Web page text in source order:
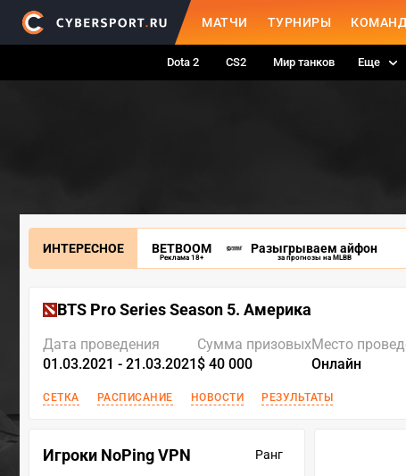
МАТЧИ ТУРНИРЫ
Dota 2 CS2 Мир танков Еще
ИНТЕРЕСНОЕ BETBOOM
Реклама 18+
Разыгрываем айфон
за прогнозы на MLBB
BTS Pro Series Season 5. Америка
Дата проведения
01.03.2021 - 21.03.2021
Сумма призовых
$ 40 000
Место
Онлайн
СЕТКА РАСПИСАНИЕ НОВОСТИ РЕЗУЛЬТАТЫ
Игроки NoPing VPN Ранг